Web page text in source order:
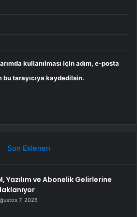
kullanılması için adım, e-posta
tarayıcıya kaydedilsin.
Son Eklenen
Yazılım ve Abonelik Gelirlerine
7, 2026